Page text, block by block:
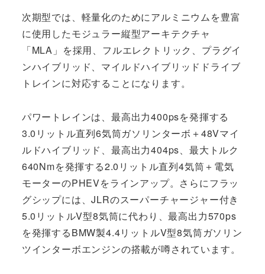
次期型では、軽量化のためにアルミニウムを豊富
に使用したモジュラー縦型アーキテクチャ
「MLA」を採用、フルエレクトリック、プラグイ
ンハイブリッド、マイルドハイブリッドドライブ
トレインに対応することになります。
パワートレインは、最高出力400psを発揮する
3.0リットル直列6気筒ガソリンターボ＋48Vマイ
ルドハイブリッド、最高出力404ps、最大トルク
640Nmを発揮する2.0リットル直列4気筒＋電気
モーターのPHEVをラインアップ。さらにフラッ
グシップには、JLRのスーパーチャージャー付き
5.0リットルV型8気筒に代わり、最高出力570ps
を発揮するBMW製4.4リットルV型8気筒ガソリン
ツインターボエンジンの搭載が噂されています。